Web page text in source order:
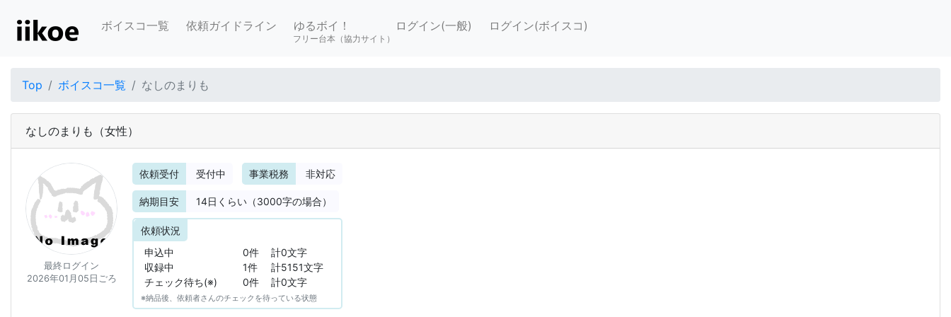
ボイスコ一覧 依頼ガイドライン ゆるボイ！
フリー台本（協力サイト）
ログイン(一般) ログイン(ボイスコ)
Top ボイスコ一覧 なしのまりも
なしのまりも （女性）
最終ログイン
2026年01月05日ごろ
依頼受付 受付中 事業税務 非対応
納期目安 14日くらい（3000字の場合）
依頼状況
申込中
0件
計0文字
収録中
1件
計5151文字
チェック待ち(※)
0件 計0文字
※納品後、依頼者さんのチェックを待っている状態